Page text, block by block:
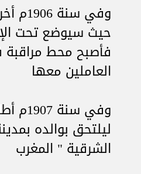
وفي
حيث سيوضع تحت
فأصبح محط مراقبة
العاملين معها
وفي
ليلتحق بوالده
الشرقية " المغرب